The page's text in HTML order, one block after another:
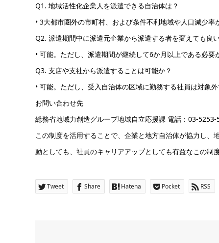
Q1. 地域活性化企業人を派遣できる自治体は？
• 3大都市圏外の市町村、および条件不利地域や人口減少率
Q2. 派遣期間中に派遣元企業から派遣する者を変えても良
• 可能。ただし、派遣期間が継続して6か月以上である必要
Q3. 支店や支社から派遣することは可能か？
• 可能。ただし、受入自治体の区域に勤務する社員は対象外
お問い合わせ先
総務省地域力創造グループ地域自立応援課 電話：03-
この制度を活用することで、企業と地方自治体が協力し
動としても、社員のキャリアアップとしても有益なこの制
Tweet Share Hatena Pocket RSS